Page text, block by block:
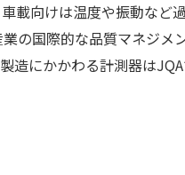
載向けは温度や振動など
の国際的な品質マネジメ
にかかわる計測器はJQA